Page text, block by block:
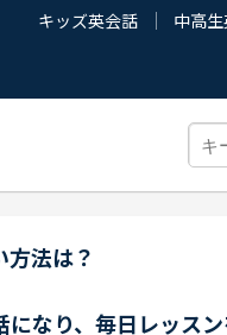
キッズ英会話 中高
法は？
なり、毎日レッス